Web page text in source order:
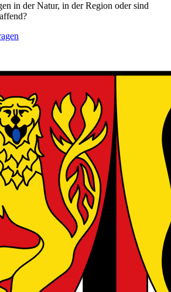
in der Natur, in der Region oder sind